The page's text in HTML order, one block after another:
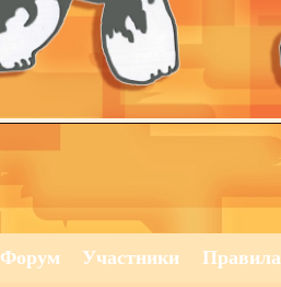
Форум Участники Правила